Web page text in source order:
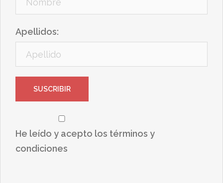
Apellidos:
He leído y acepto los términos y
condiciones